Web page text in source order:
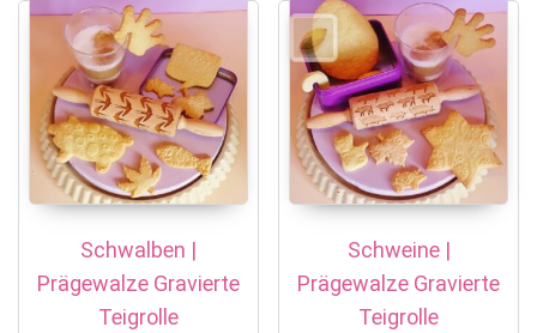
Schwalben |
Prägewalze Gravierte
Teigrolle
Schweine |
Prägewalze Gravierte
Teigrolle